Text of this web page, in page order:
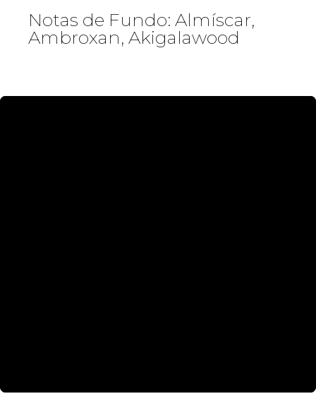
Notas de Fundo: Almíscar,
Ambroxan, Akigalawood